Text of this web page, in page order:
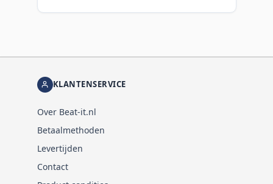
KLANTENSERVICE
Over Beat-it.nl
Betaalmethoden
Levertijden
Contact